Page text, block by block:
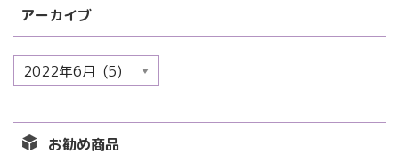
アーカイブ
ア
ー
イ
ブ
お勧め商品